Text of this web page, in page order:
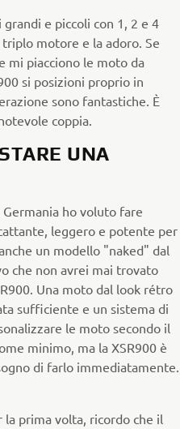
e piccoli con 1, 2 e 4
motore e la adoro. Se
mi piacciono le moto da
si posizioni proprio in
sono fantastiche. È
coppia.
UNA
ho voluto fare
leggero e potente per
un modello "naked" dal
che non avrei mai trovato
Una moto dal look rétro
sufficiente e un sistema di
le moto secondo il
minimo, ma la XSR900 è
di farlo immediatamente.
prima volta, ricordo che il